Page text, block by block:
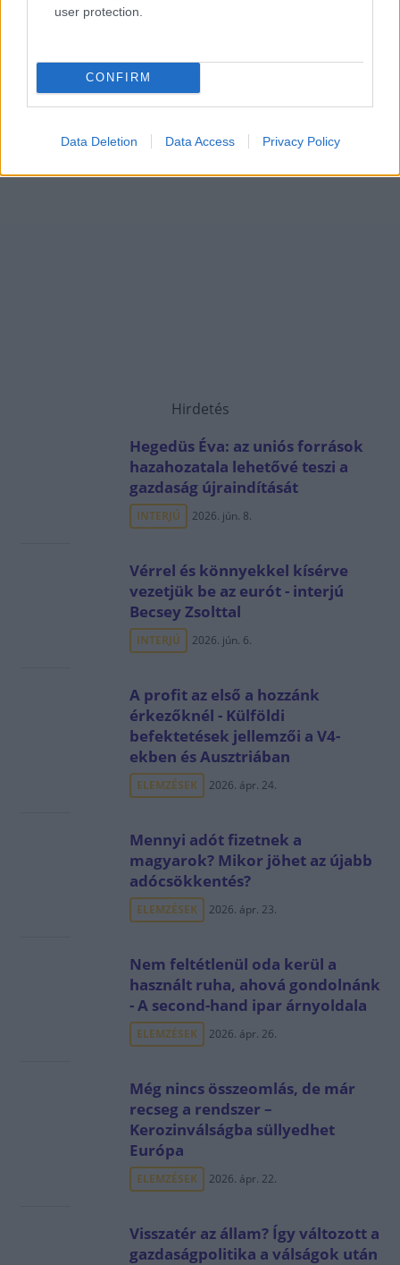
user protection.
CONFIRM
Data Deletion Data Access Privacy Policy
Hirdetés
Hegedüs Éva: az uniós források
hazahozatala lehetővé teszi a
gazdaság újraindítását
INTERJÚ 2026. jún. 8.
Vérrel és könnyekkel kísérve
vezetjük be az eurót - interjú
Becsey Zsolttal
INTERJÚ 2026. jún. 6.
A profit az első a hozzánk
érkezőknél - Külföldi
befektetések jellemzői a V4-
ekben és Ausztriában
ELEMZÉSEK 2026. ápr. 24.
Mennyi adót fizetnek a
magyarok? Mikor jöhet az újabb
adócsökkentés?
ELEMZÉSEK 2026. ápr. 23.
Nem feltétlenül oda kerül a
használt ruha, ahová gondolnánk
- A second-hand ipar árnyoldala
ELEMZÉSEK 2026. ápr. 26.
Még nincs összeomlás, de már
recseg a rendszer –
Kerozinválságba süllyedhet
Európa
ELEMZÉSEK 2026. ápr. 22.
Visszatér az állam? Így változott a
gazdaságpolitika a válságok után